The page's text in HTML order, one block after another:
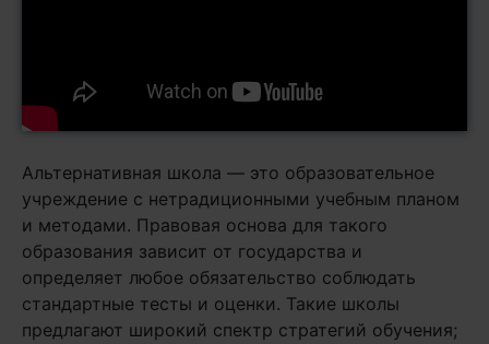
Альтернативная школа — это образовательное
учреждение с нетрадиционными учебным планом
и методами. Правовая основа для такого
образования зависит от государства и
определяет любое обязательство соблюдать
стандартные тесты и оценки. Такие школы
предлагают широкий спектр стратегий обучения;